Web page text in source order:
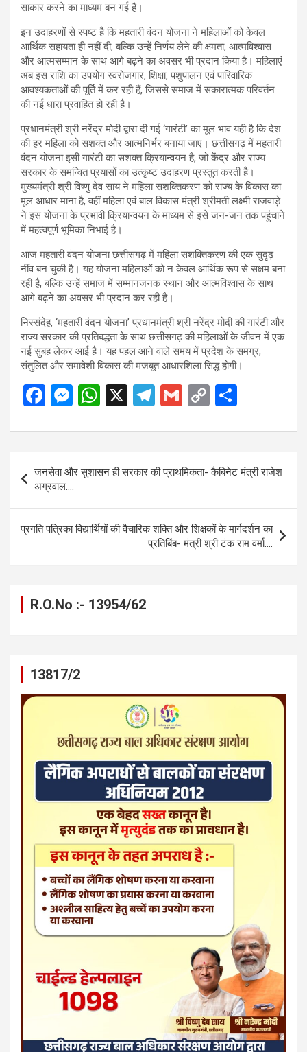
साकार करने का माध्यम बन गई है।
इन उदाहरणों से स्पष्ट है कि महतारी वंदन योजना ने महिलाओं को केवल
आर्थिक सहायता ही नहीं दी, बल्कि उन्हें निर्णय लेने की क्षमता, आत्मविश्वास
और आत्मसम्मान के साथ आगे बढ़ने का अवसर भी प्रदान किया है। महिलाएं
अब इस राशि का उपयोग स्वरोजगार, शिक्षा, पशुपालन एवं पारिवारिक
आवश्यकताओं की पूर्ति में कर रही हैं, जिससे समाज में सकारात्मक परिवर्तन
की नई धारा प्रवाहित हो रही है।
प्रधानमंत्री श्री नरेंद्र मोदी द्वारा दी गई ‘गारंटी’ का मूल भाव यही है कि देश
की हर महिला को सशक्त और आत्मनिर्भर बनाया जाए। छत्तीसगढ़ में महतारी
वंदन योजना इसी गारंटी का सशक्त क्रियान्वयन है, जो केंद्र और राज्य
सरकार के समन्वित प्रयासों का उत्कृष्ट उदाहरण प्रस्तुत करती है।
मुख्यमंत्री श्री विष्णु देव साय ने महिला सशक्तिकरण को राज्य के विकास का
मूल आधार माना है, वहीं महिला एवं बाल विकास मंत्री श्रीमती लक्ष्मी राजवाड़े
ने इस योजना के प्रभावी क्रियान्वयन के माध्यम से इसे जन-जन तक पहुंचाने
में महत्वपूर्ण भूमिका निभाई है।
आज महतारी वंदन योजना छत्तीसगढ़ में महिला सशक्तिकरण की एक सुदृढ़
नींव बन चुकी है। यह योजना महिलाओं को न केवल आर्थिक रूप से सक्षम बना
रही है, बल्कि उन्हें समाज में सम्मानजनक स्थान और आत्मविश्वास के साथ
आगे बढ़ने का अवसर भी प्रदान कर रही है।
निस्संदेह, ‘महतारी वंदन योजना’ प्रधानमंत्री श्री नरेंद्र मोदी की गारंटी और
राज्य सरकार की प्रतिबद्धता के साथ छत्तीसगढ़ की महिलाओं के जीवन में एक
नई सुबह लेकर आई है। यह पहल आने वाले समय में प्रदेश के समग्र,
संतुलित और समावेशी विकास की मजबूत आधारशिला सिद्ध होगी।
F
ce
b
o
o
k
M
se
g
er
W
at
A
p
p
X
T
e
gr
a
m
G
ail
C
py
Li
n
k
ar
e
navigation
जनसेवा और सुशासन ही सरकार की प्राथमिकता- कैबिनेट मंत्री राजेश
अग्रवाल….
प्रगति पत्रिका विद्यार्थियों की वैचारिक शक्ति और शिक्षकों के मार्गदर्शन का
प्रतिबिंब- मंत्री श्री टंक राम वर्मा….
R.O.No :- 13954/62
13817/2